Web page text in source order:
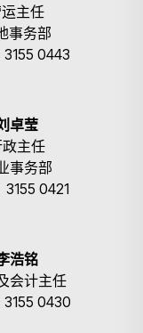
主任
事务部
3155 0443
卓莹
主任
事务部
3155 0421
浩铭
会计主任
3155 0430